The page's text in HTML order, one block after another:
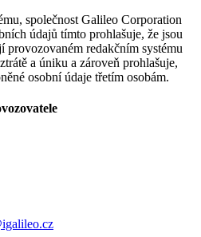
společnost Galileo Corporation
údajů tímto prohlašuje, že jsou
provozovaném redakčním systému
a úniku a zároveň prohlašuje,
osobní údaje třetím osobám.